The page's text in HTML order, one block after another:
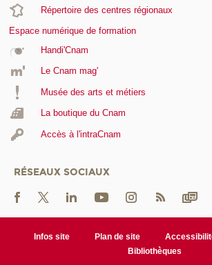
Répertoire des centres régionaux
Espace numérique de formation
Handi'Cnam
Le Cnam mag'
Musée des arts et métiers
La boutique du Cnam
Accès à l'intraCnam
RÉSEAUX SOCIAUX
Infos site Plan de site
Bibliothèques